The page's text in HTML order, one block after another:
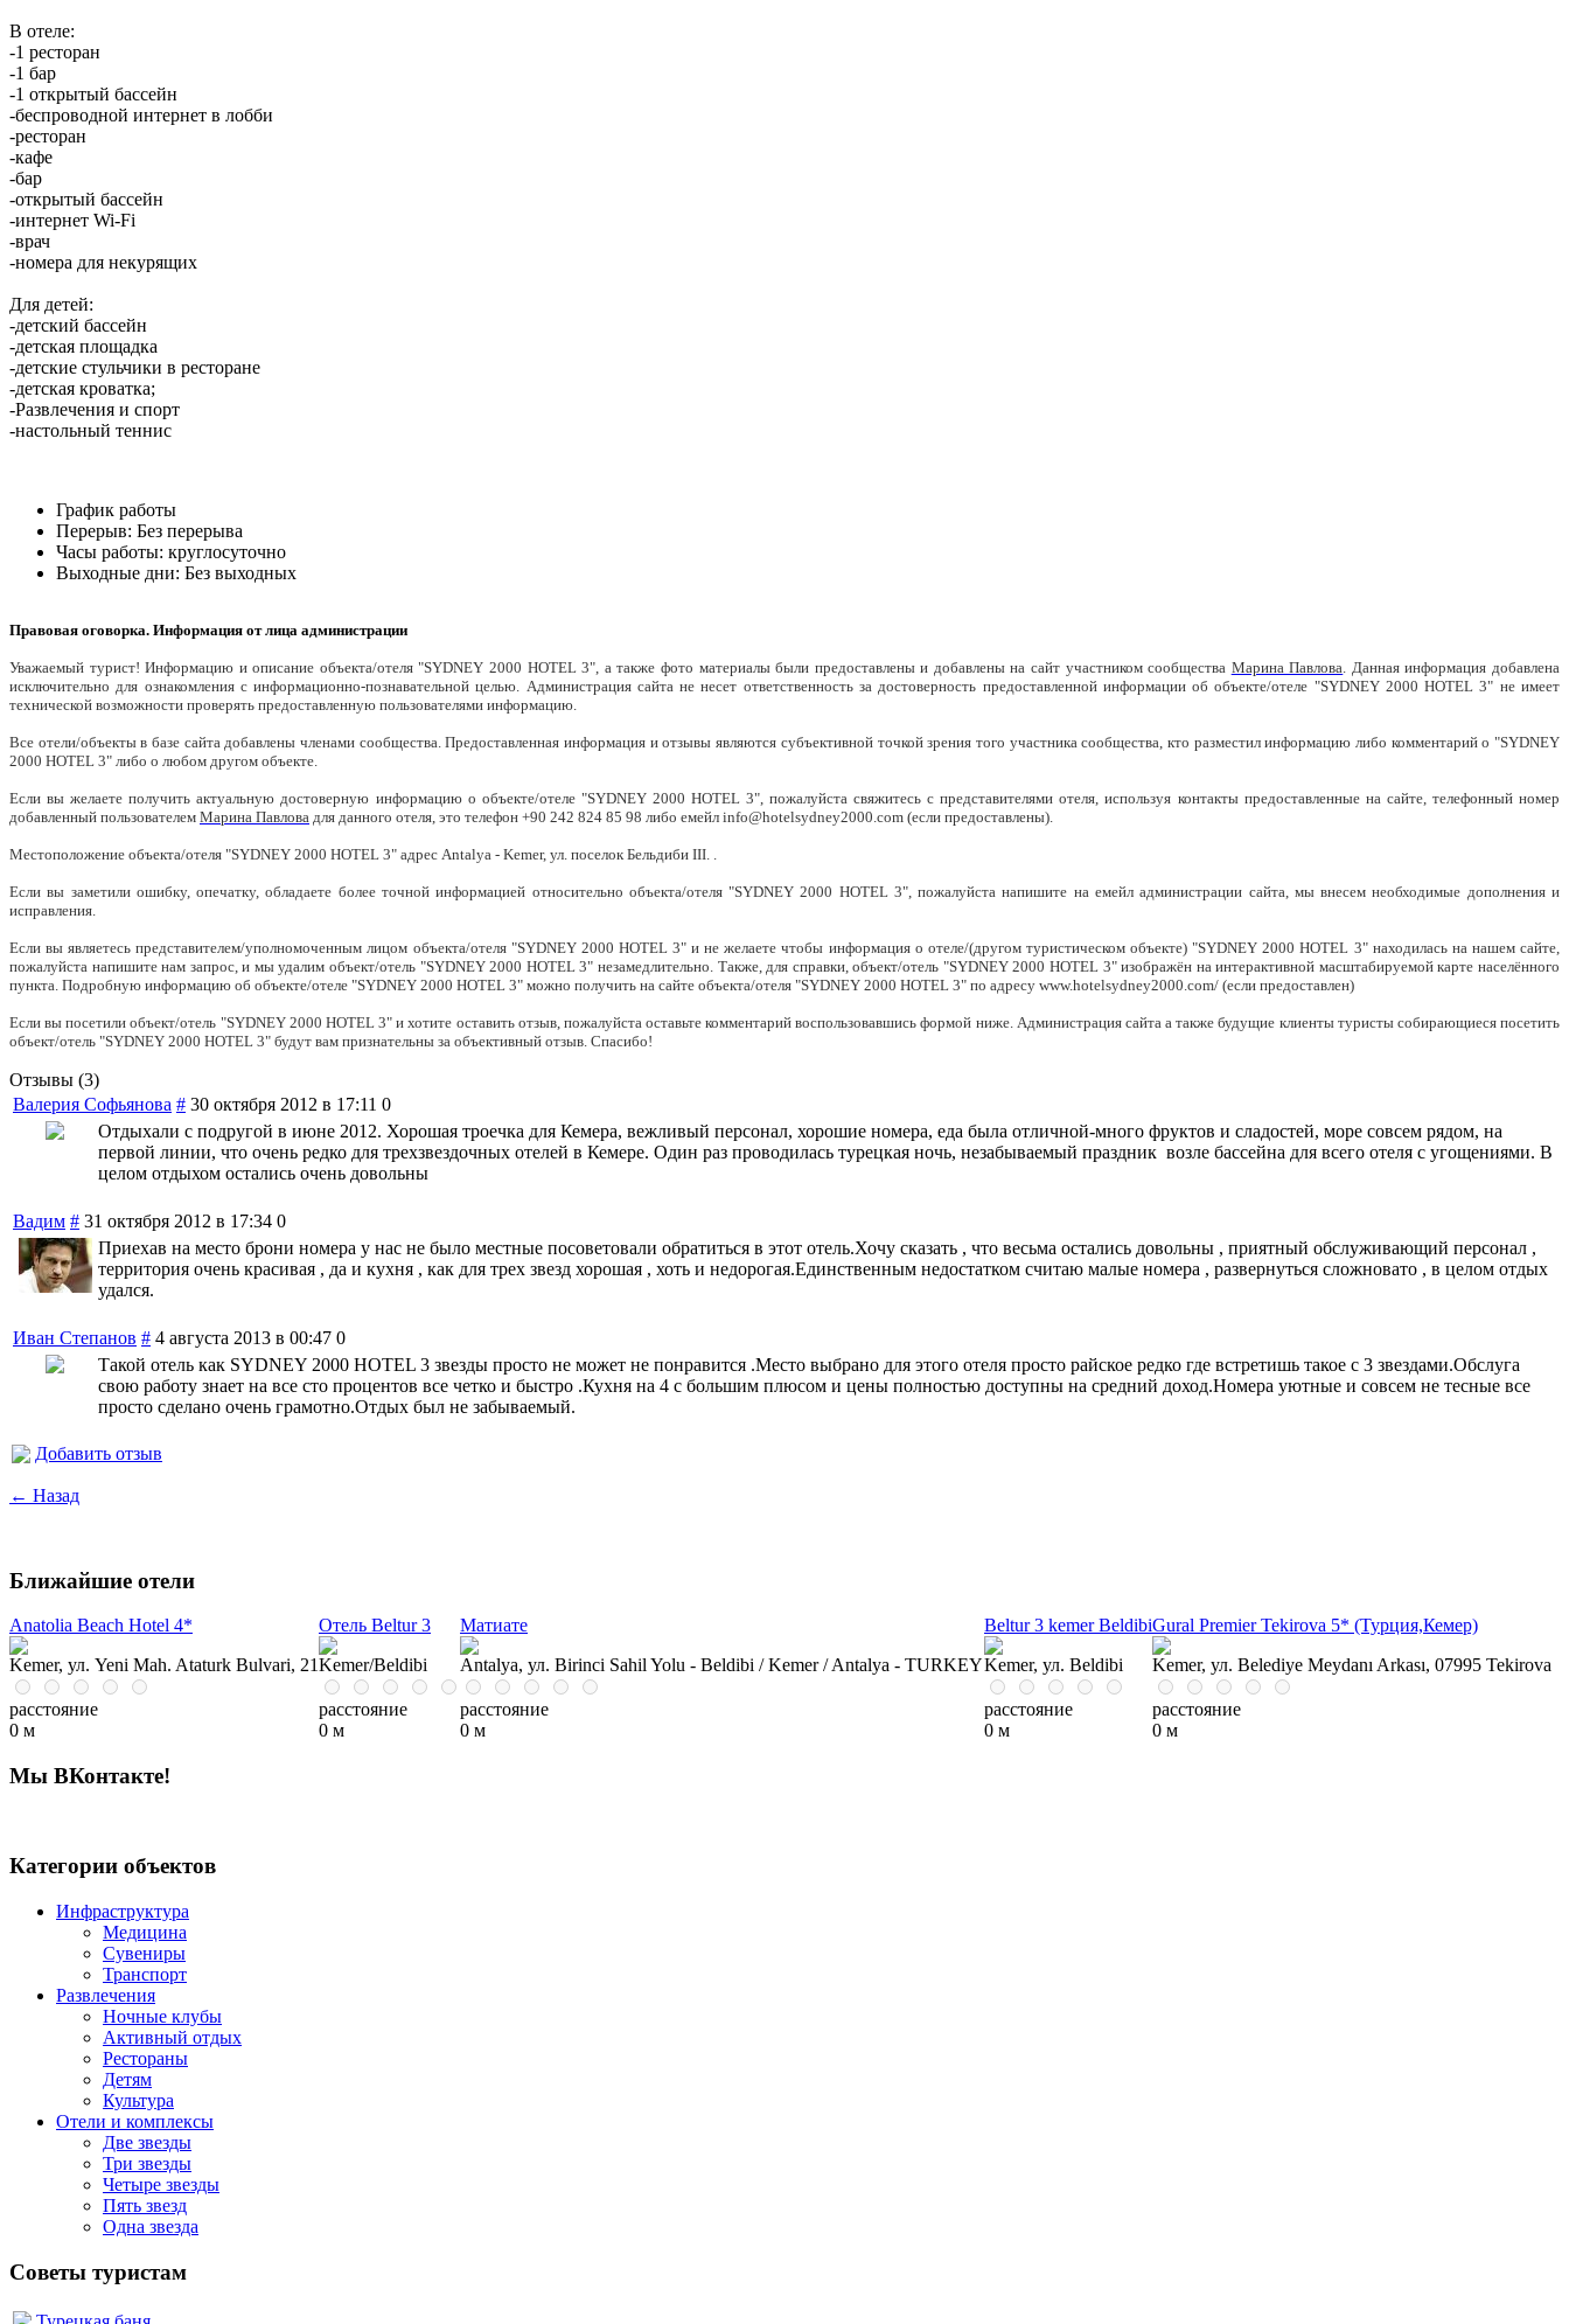
В отеле:
-1 ресторан
-1 бар
-1 открытый бассейн
-беспроводной интернет в лобби
-ресторан
-кафе
-бар
-открытый бассейн
-интернет Wi-Fi
-врач
-номера для некурящих
Для детей:
-детский бассейн
-детская площадка
-детские стульчики в ресторане
-детская кроватка;
-Развлечения и спорт
-настольный теннис
График работы
Перерыв: Без перерыва
Часы работы: круглосуточно
Выходные дни: Без выходных
Правовая оговорка. Информация от лица администрации
Уважаемый турист! Информацию и описание объекта/отеля "SYDNEY 2000 HOTEL 3", а также фото материалы были предоставлены и добавлены на сайт участником сообщества Марина Павлова . Данная информация добавлена
исключительно для ознакомления с информационно-познавательной целью. Администрация сайта не несет ответственность за достоверность предоставленной информации об объекте/отеле "SYDNEY 2000 HOTEL 3" не имеет
технической возможности проверять предоставленную пользователями информацию.
Все отели/объекты в базе сайта добавлены членами сообщества. Предоставленная информация и отзывы являются субъективной точкой зрения того участника сообщества, кто разместил информацию либо комментарий о "SYDNEY
2000 HOTEL 3" либо о любом другом объекте.
Если вы желаете получить актуальную достоверную информацию о объекте/отеле "SYDNEY 2000 HOTEL 3", пожалуйста свяжитесь с представителями отеля, используя контакты предоставленные на сайте, телефонный номер
добавленный пользователем Марина Павлова для данного отеля, это телефон +90 242 824 85 98 либо емейл info@hotelsydney2000.com (если предоставлены).
Местоположение объекта/отеля "SYDNEY 2000 HOTEL 3" адрес Antalya - Kemer, ул. поселок Бельдиби III. .
Если вы заметили ошибку, опечатку, обладаете более точной информацией относительно объекта/отеля "SYDNEY 2000 HOTEL 3", пожалуйста напишите на емейл администрации сайта, мы внесем необходимые дополнения и
исправления.
Если вы являетесь представителем/уполномоченным лицом объекта/отеля "SYDNEY 2000 HOTEL 3" и не желаете чтобы информация о отеле/(другом туристическом объекте) "SYDNEY 2000 HOTEL 3" находилась на нашем сайте,
пожалуйста напишите нам запрос, и мы удалим объект/отель "SYDNEY 2000 HOTEL 3" незамедлительно. Также, для справки, объект/отель "SYDNEY 2000 HOTEL 3" изображён на интерактивной масштабируемой карте населённого
пункта. Подробную информацию об объекте/отеле "SYDNEY 2000 HOTEL 3" можно получить на сайте объекта/отеля "SYDNEY 2000 HOTEL 3" по адресу www.hotelsydney2000.com/ (если предоставлен)
Если вы посетили объект/отель "SYDNEY 2000 HOTEL 3" и хотите оставить отзыв, пожалуйста оставьте комментарий воспользовавшись формой ниже. Администрация сайта а также будущие клиенты туристы собирающиеся посетить
объект/отель "SYDNEY 2000 HOTEL 3" будут вам признательны за объективный отзыв. Спасибо!
Отзывы (3)
Валерия Софьянова # 30 октября 2012 в 17:11 0
Отдыхали с подругой в июне 2012. Хорошая троечка для Кемера, вежливый персонал, хорошие номера, еда была отличной-много фруктов и сладостей, море совсем рядом, на
первой линии, что очень редко для трехзвездочных отелей в Кемере. Один раз проводилась турецкая ночь, незабываемый праздник возле бассейна для всего отеля с угощениями. В
целом отдыхом остались очень довольны
Вадим # 31 октября 2012 в 17:34 0
Приехав на место брони номера у нас не было местные посоветовали обратиться в этот отель.Хочу сказать , что весьма остались довольны , приятный обслуживающий персонал ,
территория очень красивая , да и кухня , как для трех звезд хорошая , хоть и недорогая.Единственным недостатком считаю малые номера , развернуться сложновато , в целом отдых
удался.
Иван Степанов # 4 августа 2013 в 00:47 0
Такой отель как SYDNEY 2000 HOTEL 3 звезды просто не может не понравится .Место выбрано для этого отеля просто райское редко где встретишь такое с 3 звездами.Обслуга
свою работу знает на все сто процентов все четко и быстро .Кухня на 4 с большим плюсом и цены полностью доступны на средний доход.Номера уютные и совсем не тесные все
просто сделано очень грамотно.Отдых был не забываемый.
Добавить отзыв
← Назад
Ближайшие отели
Anatolia Beach Hotel 4*
Kemer, ул. Yeni Mah. Ataturk Bulvari, 21
расстояние
0 м
Отель Beltur 3
Kemer/Beldibi
расстояние
0 м
Матиате
Antalya, ул. Birinci Sahil Yolu - Beldibi / Kemer / Antalya - TURKEY
расстояние
0 м
Beltur 3 kemer Beldibi
Kemer, ул. Beldibi
расстояние
0 м
Gural Premier Tekirova 5* (Турция,Кемер)
Kemer, ул. Belediye Meydanı Arkası, 07995 Tekirova
расстояние
0 м
Мы ВКонтакте!
Категории объектов
Инфраструктура
Медицина
Сувениры
Транспорт
Развлечения
Ночные клубы
Активный отдых
Рестораны
Детям
Культура
Отели и комплексы
Две звезды
Три звезды
Четыре звезды
Пять звезд
Одна звезда
Советы туристам